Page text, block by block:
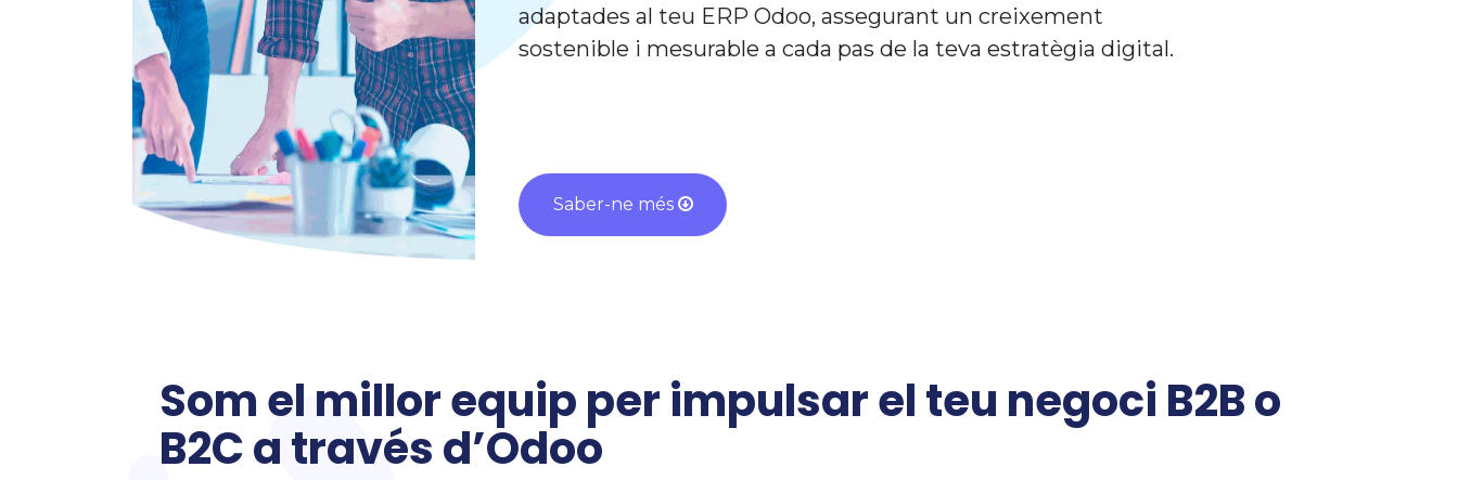
adaptades al teu ERP Odoo, assegurant un creixement
sostenible i mesurable a cada pas de la teva estratègia digital.
Saber-ne més
Som el millor equip per impulsar el teu negoci B2B o
B2C a través d’Odoo